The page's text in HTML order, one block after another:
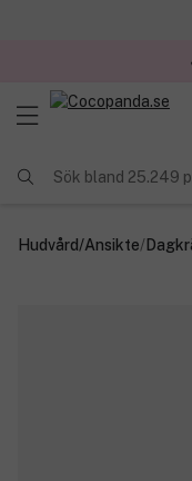
Sök bland 25.249
Hudvård/Ansikte/